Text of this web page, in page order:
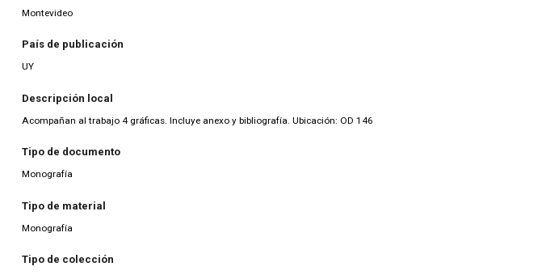
Montevideo
País de publicación
UY
Descripción local
Acompañan al trabajo 4 gráficas. Incluye anexo y bibliografía. Ubicación: OD 146
Tipo de documento
Monografía
Tipo de material
Monografía
Tipo de colección